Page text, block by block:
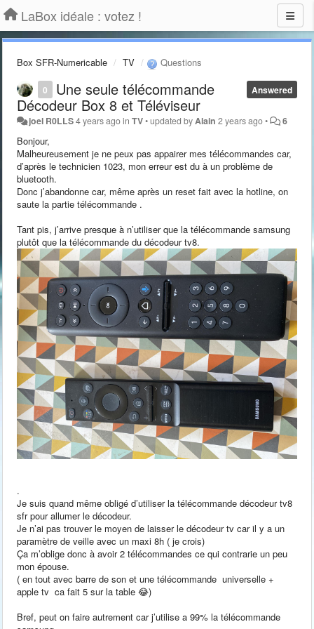
LaBox idéale : votez !
Box SFR-Numericable TV Questions
0 Answered
Une seule télécommande
Décodeur Box 8 et Téléviseur
joel R0LLS4 years agoinTV•updated by Alain 2 years ago• 6
Bonjour,
Malheureusement je ne peux pas appairer mes télécommandes car,
d’après le technicien 1023, mon erreur est du à un problème de
bluetooth.
Donc j’abandonne car, même après un reset fait avec la hotline, on
saute la partie télécommande .
Tant pis, j’arrive presque à n’utiliser que la télécommande samsung
plutôt que la télécommande du décodeur tv8.
.
Je suis quand même obligé d’utiliser la télécommande décodeur tv8
sfr pour allumer le décodeur.
Je n’ai pas trouver le moyen de laisser le décodeur tv car il y a un
paramètre de veille avec un maxi 8h ( je crois)
Ça m’oblige donc à avoir 2 télécommandes ce qui contrarie un peu
mon épouse.
( en tout avec barre de son et une télécommande universelle +
apple tv ca fait 5 sur la table 😂)
Bref, peut on faire autrement car j’utilise a 99% la télécommande